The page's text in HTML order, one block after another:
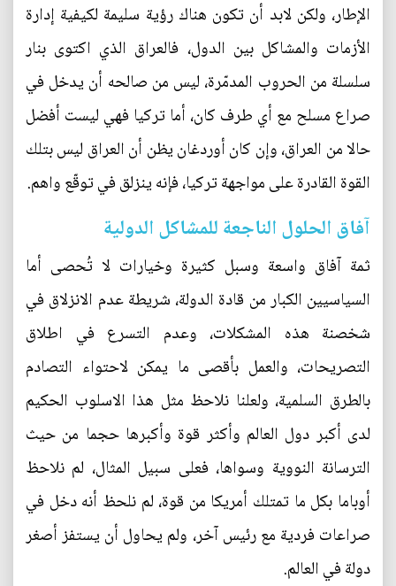
الإطار، ولكن لابد أن تكون هناك رؤية سليمة لكيفية إدارة
الأزمات والمشاكل بين الدول، فالعراق الذي اكتوى بنار
سلسلة من الحروب المدمّرة، ليس من صالحه أن يدخل في
صراع مسلح مع أي طرف كان، أما تركيا فهي ليست أفضل
حالا من العراق، وإن كان أوردغان يظن أن العراق ليس بتلك
القوة القادرة على مواجهة تركيا، فإنه ينزلق في توقّع واهم.
آفاق الحلول الناجعة للمشاكل الدولية
ثمة آفاق واسعة وسبل كثيرة وخيارات لا تُحصى أما
السياسيين الكبار من قادة الدولة، شريطة عدم الانزلاق في
شخصنة هذه المشكلات، وعدم التسرع في اطلاق
التصريحات، والعمل بأقصى ما يمكن لاحتواء التصادم
بالطرق السلمية، ولعلنا نلاحظ مثل هذا الاسلوب الحكيم
لدى أكبر دول العالم وأكثر قوة وأكبرها حجما من حيث
الترسانة النووية وسواها، فعلى سبيل المثال، لم نلاحظ
أوباما بكل ما تمتلك أمريكا من قوة، لم نلحظ أنه دخل في
صراعات فردية مع رئيس آخر، ولم يحاول أن يستفز أصغر
دولة في العالم.